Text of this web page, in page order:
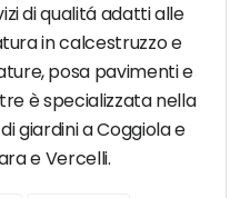
di qualitá adatti alle
in calcestruzzo e
posa pavimenti e
è specializzata nella
giardini a Coggiola e
e Vercelli.